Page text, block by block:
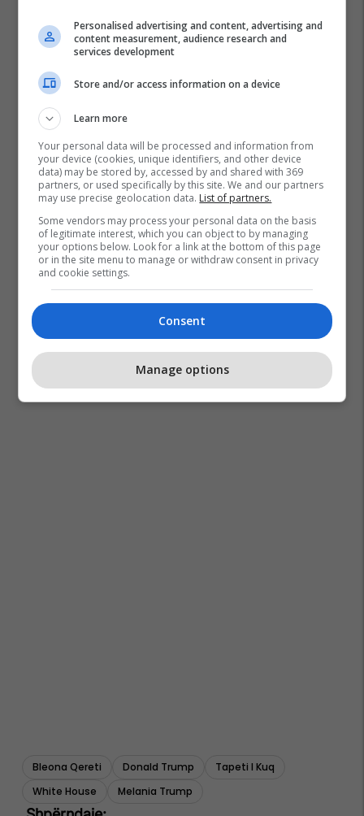
Bleona Qereti Donald Trump
Tapeti I Kuq
White House
Melania Trump
Personalised advertising and content, advertising and
content measurement, audience research and
services development
Store and/or access information on a device
Learn more
Your personal data will be processed and information from
your device (cookies, unique identifiers, and other device
data) may be stored by, accessed by and shared with 369
partners, or used specifically by this site. We and our partners
may use precise geolocation data. List of partners.
Some vendors may process your personal data on the basis
of legitimate interest, which you can object to by managing
your options below. Look for a link at the bottom of this page
or in the site menu to manage or withdraw consent in privacy
and cookie settings.
Consent
Manage options